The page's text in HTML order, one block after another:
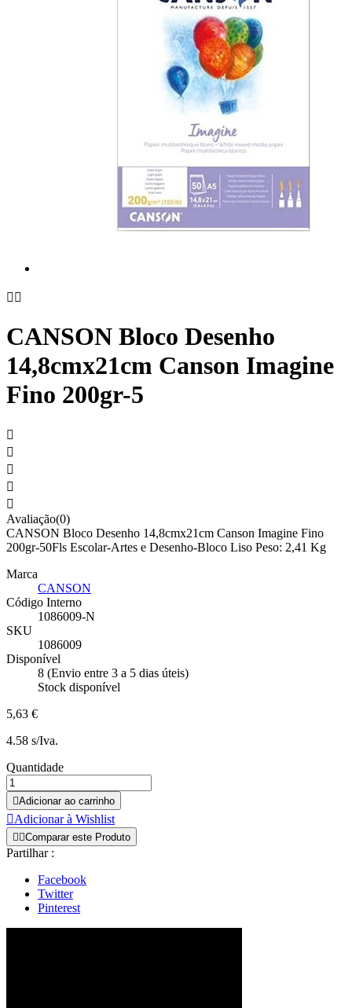
 
CANSON Bloco Desenho
14,8cmx21cm Canson Imagine
Fino 200gr-5





Avaliação(0)
CANSON Bloco Desenho 14,8cmx21cm Canson Imagine Fino
200gr-50Fls Escolar-Artes e Desenho-Bloco Liso Peso: 2,41 Kg
Marca
CANSON
Código Interno
1086009-N
SKU
1086009
Disponível
8 (Envio entre 3 a 5 dias úteis)
Stock disponível
5,63 €
4.58 s/Iva.
Quantidade
Adicionar ao carrinho
Adicionar à Wishlist
 Comparar este Produto
Partilhar :
Facebook
Twitter
Pinterest